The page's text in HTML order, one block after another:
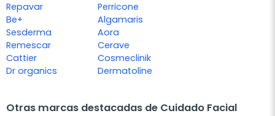
Repavar
Be+
Sesderma
Remescar
Cattier
Dr organics
Perricone
Algamaris
Aora
Cerave
Cosmeclinik
Dermatoline
Otras marcas destacadas de Cuidado Facial